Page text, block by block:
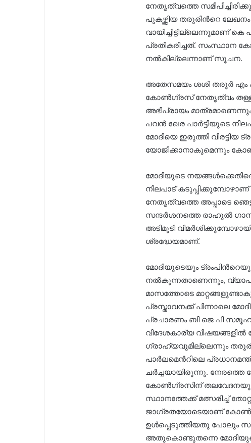
നേതൃത്വത്തെ
പുകഴ്ത്തിയ തരൂരിന്‍റെ
വായിച്ചിട്ടില്ലെന്നുമാണ്
പ്രതികരിച്ചത്. സംസ്ഥാന
നൽകില്ലെന്നാണ് സൂചന.
അതേസമയം ശശി തരൂര്‍ എം
കോൺഗ്രസ് നേതൃത്വം
അഭിപ്രായം
പവന്‍ ഖേര പാര്‍ട്ടിയുടെ
മോദിയെ ഇരുത്തി വിരട്ടിയ
യോജിക്കാനാകുമെന്നും
മോദിയുടെ
നിലപാട്
നേതൃത്വത്തെ അപ്പാടെ
സന്ദര്‍ശനത്തെ രാഹുല്‍
അടിമുടി
ശ്രദ്ധേയമാണ്.
മോദിയുടെയും
നല്‍കുന്നതാണെന്നും,
മാസത്തോടെ
പ്രസ്താവനക്ക് പിന്നാലെ
പ്രചാരണം ബി ജെ പി
വിദേശകാര്യ
ഗ്രാഹ്യവുമില്ലെന്നും
പാര്‍ലമെന്‍റിലെ
ചര്‍ച്ചയായിരുന്നു. നേരത്തെ
കോണ്‍ഗ്രസിന്
സ്ഥാനത്തേക്ക് മത്സരിച്ച്
ജാഗ്രതയോടെയാണ്
ഉള്‍പ്പെടുത്തിയതു പോലും
അതുകൊണ്ടുതന്നെ മോദിയുടെ